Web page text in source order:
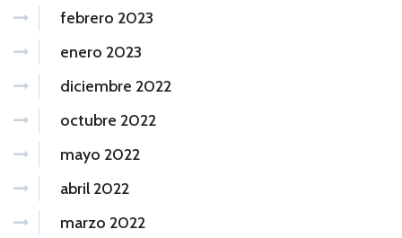
febrero 2023
enero 2023
diciembre 2022
octubre 2022
mayo 2022
abril 2022
marzo 2022